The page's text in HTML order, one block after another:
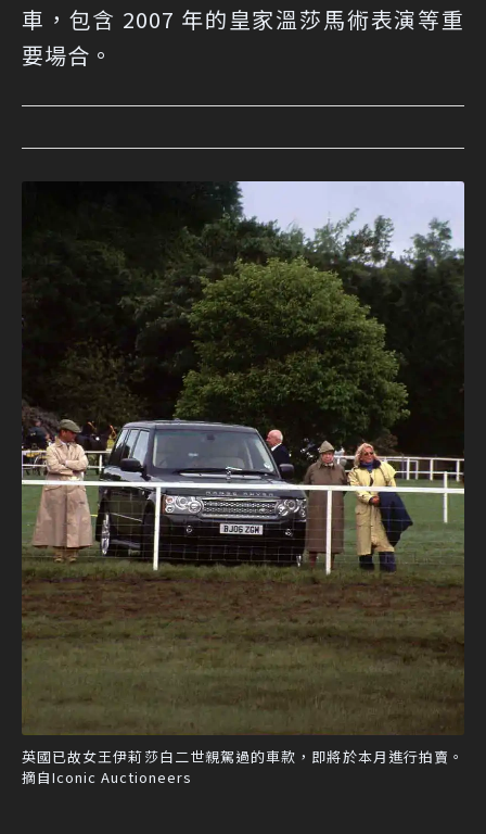
車，包含 2007 年的皇家溫莎馬術表演等重
要場合。
英國已故女王伊莉莎白二世親駕過的車款，即將於本月進行拍賣。
摘自Iconic Auctioneers